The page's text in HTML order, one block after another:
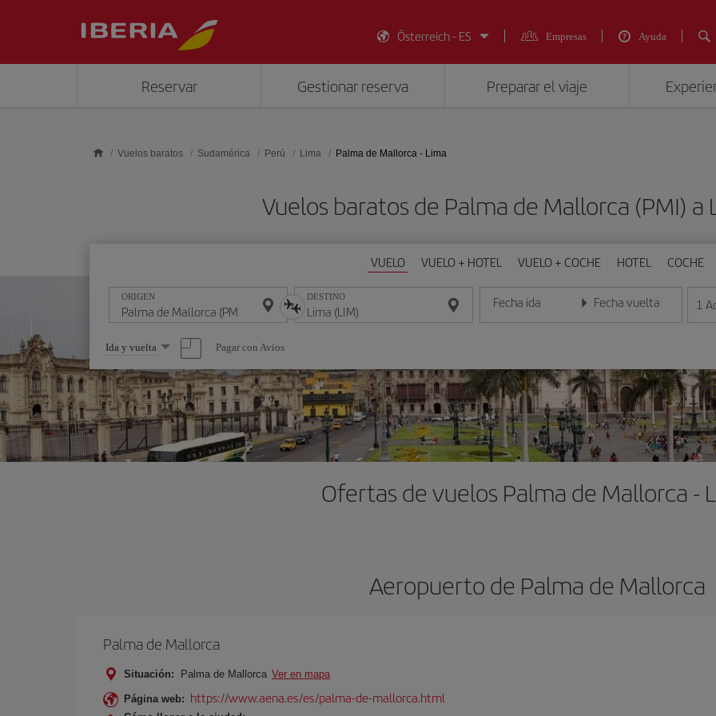
Österreich - ES
Empresas Ayuda
Reservar Gestionar reserva Preparar el viaje
Vuelos baratos Sudamérica Perú Lima Palma de Mallorca - Lima
Vuelos baratos de Palma de Mallorca (PMI) a
VUELO VUELO + HOTEL VUELO + COCHE HOTEL COCHE
ORIGEN DESTINO Fecha ida
Introduce la fecha en formato día/mes/año
Fecha vuelta
Introduce la fecha en 1
Seleccione
una
opción
Ida y vuelta Pagar con Avios
Ofertas de vuelos Palma de Mallorca -
Aeropuerto de Palma de Mallorca
Palma de Mallorca
Situación: Palma de Mallorca Ver en mapa
Página web: https://www.aena.es/es/palma-de-mallorca.html